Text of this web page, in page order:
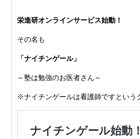
栄進研オンラインサービス始動！
その名も
「ナイチンゲール」
～塾は勉強のお医者さん～
※ナイチンゲールは看護師ですという